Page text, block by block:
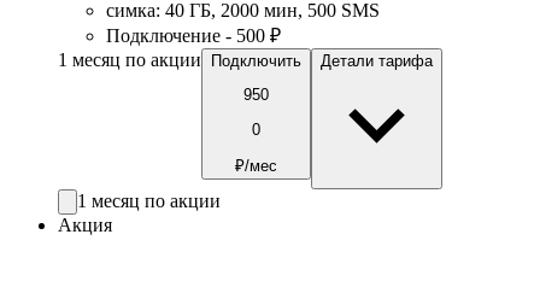
симка: 40 ГБ, 2000 мин, 500 SMS
Подключение - 500 ₽
1 месяц по акции
Подключить
950
0
₽/мес
Детали тарифа
1 месяц по акции
Акция